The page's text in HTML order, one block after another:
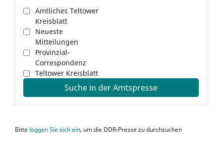
Amtliches Teltower
Kreisblatt
Neueste
Mitteilungen
Provinzial-
Correspondenz
Teltower Kreisblatt
Suche in der Amtspresse
Bitte loggen Sie sich ein, um die DDR-Presse zu durchsuchen